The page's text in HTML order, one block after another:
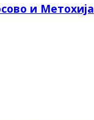
и Метохија